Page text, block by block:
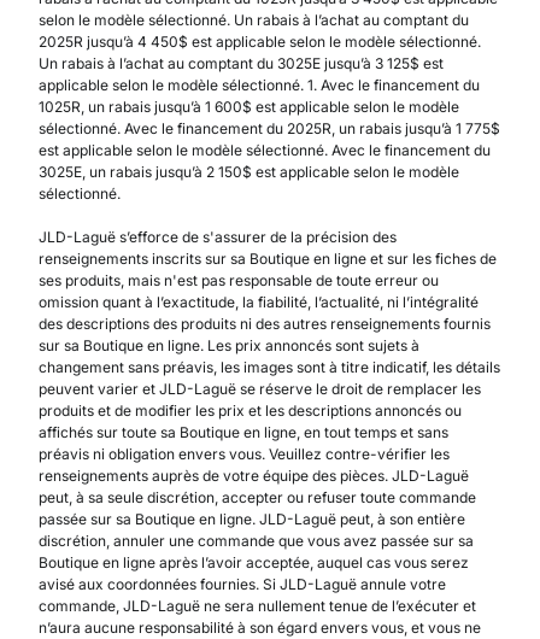
selon le modèle sélectionné. Un rabais à l’achat au comptant du
2025R jusqu’à 4 450$ est applicable selon le modèle sélectionné.
Un rabais à l’achat au comptant du 3025E jusqu’à 3 125$ est
applicable selon le modèle sélectionné. 1. Avec le financement du
1025R, un rabais jusqu’à 1 600$ est applicable selon le modèle
sélectionné. Avec le financement du 2025R, un rabais jusqu’à 1 775$
est applicable selon le modèle sélectionné. Avec le financement du
3025E, un rabais jusqu’à 2 150$ est applicable selon le modèle
sélectionné.
JLD-Laguë s’efforce de s'assurer de la précision des
renseignements inscrits sur sa Boutique en ligne et sur les fiches de
ses produits, mais n'est pas responsable de toute erreur ou
omission quant à l’exactitude, la fiabilité, l’actualité, ni l’intégralité
des descriptions des produits ni des autres renseignements fournis
sur sa Boutique en ligne. Les prix annoncés sont sujets à
changement sans préavis, les images sont à titre indicatif, les détails
peuvent varier et JLD-Laguë se réserve le droit de remplacer les
produits et de modifier les prix et les descriptions annoncés ou
affichés sur toute sa Boutique en ligne, en tout temps et sans
préavis ni obligation envers vous. Veuillez contre-vérifier les
renseignements auprès de votre équipe des pièces. JLD-Laguë
peut, à sa seule discrétion, accepter ou refuser toute commande
passée sur sa Boutique en ligne. JLD-Laguë peut, à son entière
discrétion, annuler une commande que vous avez passée sur sa
Boutique en ligne après l’avoir acceptée, auquel cas vous serez
avisé aux coordonnées fournies. Si JLD-Laguë annule votre
commande, JLD-Laguë ne sera nullement tenue de l’exécuter et
n’aura aucune responsabilité à son égard envers vous, et vous ne